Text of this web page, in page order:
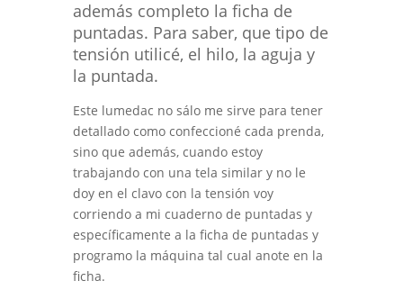
además completo la ficha de
puntadas. Para saber, que tipo de
tensión utilicé, el hilo, la aguja y
la puntada.
Este lumedac no sálo me sirve para tener
detallado como confeccioné cada prenda,
sino que además, cuando estoy
trabajando con una tela similar y no le
doy en el clavo con la tensión voy
corriendo a mi cuaderno de puntadas y
específicamente a la ficha de puntadas y
programo la máquina tal cual anote en la
ficha.